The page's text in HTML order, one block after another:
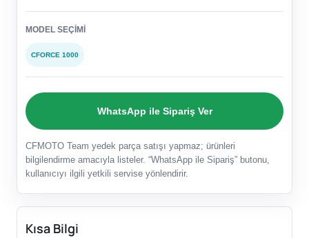
MODEL SEÇIMI
CFORCE 1000
WhatsApp ile Sipariş Ver
CFMOTO Team yedek parça satışı yapmaz; ürünleri
bilgilendirme amacıyla listeler. “WhatsApp ile Sipariş” butonu,
kullanıcıyı ilgili yetkili servise yönlendirir.
Kısa Bilgi